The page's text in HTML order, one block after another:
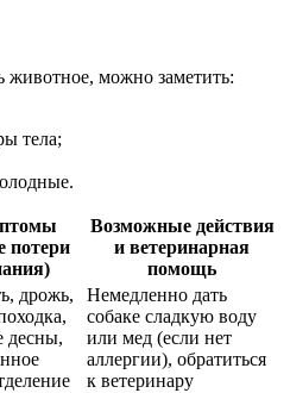
животное, можно заметить:
тела;
потери
Возможные действия
и ветеринарная
помощь
дрожь,
десны,
Немедленно дать
собаке сладкую воду
или мед (если нет
аллергии), обратиться
к ветеринару